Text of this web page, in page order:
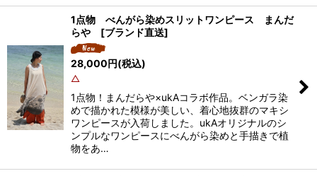
1点物 べんがら染めスリットワンピース まんだ
らや [ブランド直送]
28,000円(税込)
△
1点物！まんだらや×ukAコラボ作品。ベンガラ染
めで描かれた模様が美しい、着心地抜群のマキシ
ワンピースが入荷しました。ukAオリジナルのシ
ンプルなワンピースにべんがら染めと手描きで植
物をあ…